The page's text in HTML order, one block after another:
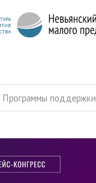
Программы поддержки